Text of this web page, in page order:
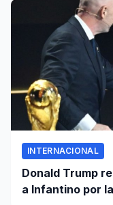
INTERNACIONAL
Donald Trump
a Infantino por